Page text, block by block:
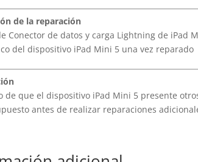
de la reparación
Conector de datos y carga Lightning de iPad
del dispositivo iPad Mini 5 una vez reparado
de que el dispositivo iPad Mini 5 presente
antes de realizar reparaciones